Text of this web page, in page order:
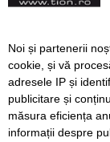
Înapoi
Noi și partenerii
cookie, și vă
adresele IP și
publicitare și
măsura eficiența
informații despre